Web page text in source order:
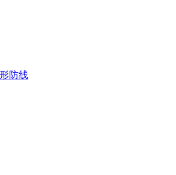
防线